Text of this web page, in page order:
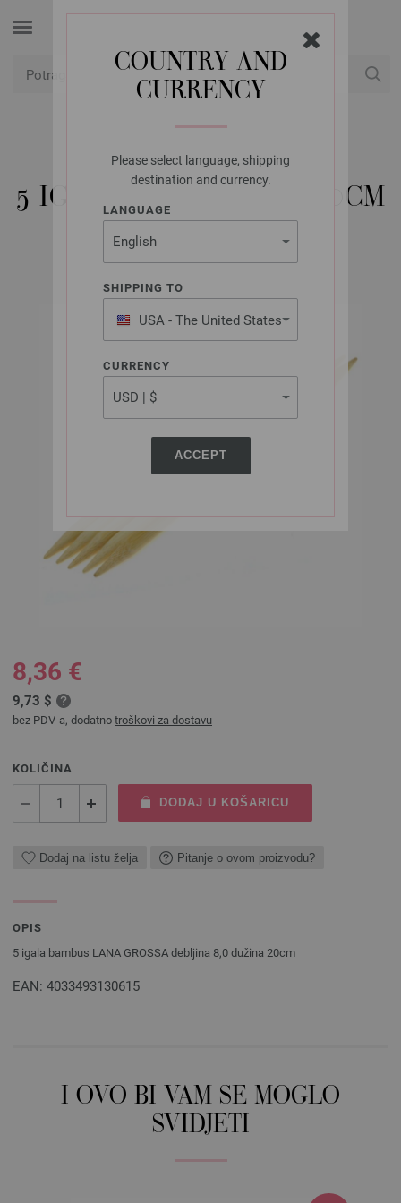
COUNTRY AND
CURRENCY
Please select language, shipping
destination and currency.
LANGUAGE
SHIPPING TO
USA - The United States
of America
CURRENCY
ACCEPT
LANA GROSSA
5 IGALA BAMBUS 8,0/20CM
8,36 €
9,73 $
bez PDV-a, dodatno troškovi za dostavu
KOLIČINA
DODAJ U KOŠARICU
Dodaj na listu želja Pitanje o ovom proizvodu?
OPIS
5 igala bambus LANA GROSSA debljina 8,0 dužina 20cm
EAN: 4033493130615
I OVO BI VAM SE MOGLO
SVIDJETI